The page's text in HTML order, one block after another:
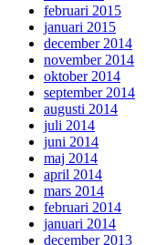
februari 2015
januari 2015
december 2014
november 2014
oktober 2014
september 2014
augusti 2014
juli 2014
juni 2014
maj 2014
april 2014
mars 2014
februari 2014
januari 2014
december 2013